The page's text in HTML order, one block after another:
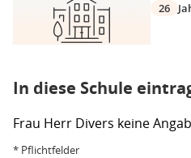
26
In diese Schule
Frau Herr Divers keine
* Pflichtfelder